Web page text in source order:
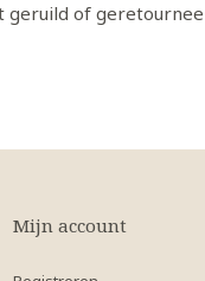
of
Mijn account